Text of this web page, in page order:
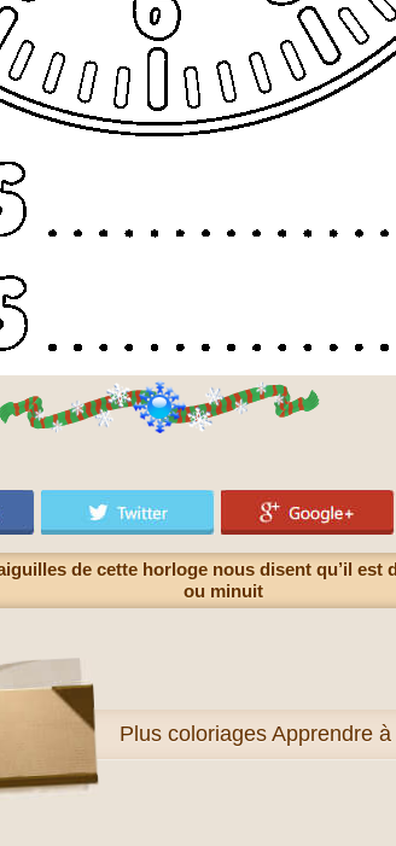
de cette horloge nous disent qu’il
ou minuit
Plus coloriages Apprendre